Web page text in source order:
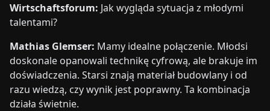
Wirtschaftsforum: Jak wygląda sytuacja z młodymi
talentami?
Mathias Glemser: Mamy idealne połączenie. Młodsi
doskonale opanowali technikę cyfrową, ale brakuje im
doświadczenia. Starsi znają materiał budowlany i od
razu wiedzą, czy wynik jest poprawny. Ta kombinacja
działa świetnie.